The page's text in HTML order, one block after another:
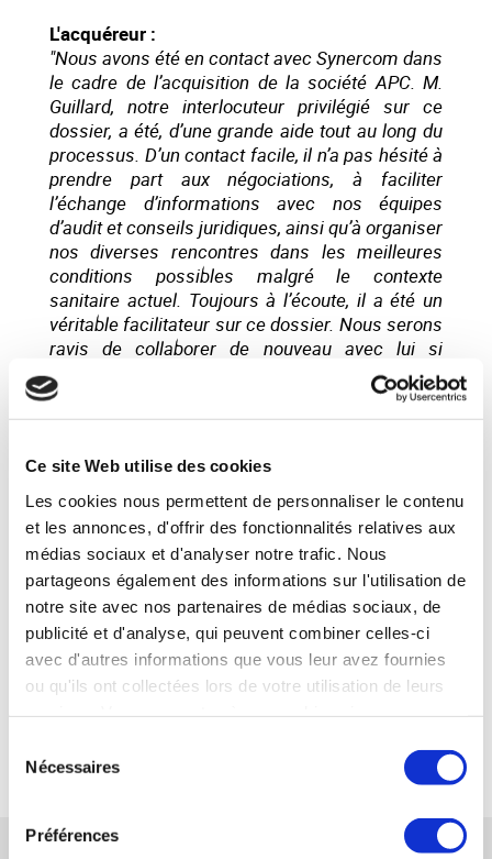
Ce site Web utilise des cookies
Les cookies nous permettent de personnaliser le contenu
et les annonces, d'offrir des fonctionnalités relatives aux
médias sociaux et d'analyser notre trafic. Nous
partageons également des informations sur l'utilisation de
notre site avec nos partenaires de médias sociaux, de
publicité et d'analyse, qui peuvent combiner celles-ci
avec d'autres informations que vous leur avez fournies
ou qu'ils ont collectées lors de votre utilisation de leurs
Nécessaires
Préférences
L'acquéreur :
"Nous avons été en contact avec Synercom dans
le cadre de l’acquisition de la société APC. M.
Guillard, notre interlocuteur privilégié sur ce
dossier, a été, d’une grande aide tout au long du
processus. D’un contact facile, il n’a pas hésité à
prendre part aux négociations, à faciliter
l’échange d’informations avec nos équipes
d’audit et conseils juridiques, ainsi qu’à organiser
nos diverses rencontres dans les meilleures
conditions possibles malgré le contexte
sanitaire actuel. Toujours à l’écoute, il a été un
véritable facilitateur sur ce dossier. Nous serons
ravis de collaborer de nouveau avec lui si
l’occasion se présente de nouveau dans le cadre
de nos projets de développement."
Frédéric Seroussi - Président groupe ESSI
Référence
SYNERCOM FRANCE OUEST organise la cession
de la société ATLANTIQUE PROPRETE CONSEILS
au Groupe ESSI.
LIRE LA SUITE
TÉMOIGNAGES CONNEXES